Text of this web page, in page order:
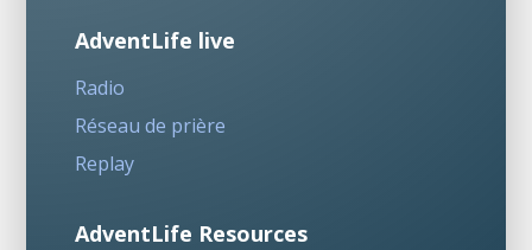
AdventLife live
Radio
Réseau de prière
Replay
AdventLife Resources